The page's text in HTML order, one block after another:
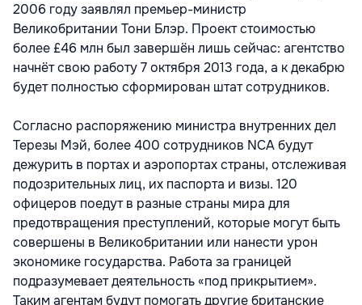
2006 году заявлял премьер-министр
Великобритании Тони Блэр. Проект стоимостью
более £46 млн был завершён лишь сейчас: агентство
начнёт свою работу 7 октября 2013 года, а к декабрю
будет полностью сформирован штат сотрудников.
Согласно распоряжению министра внутренних дел
Терезы Мэй, более 400 сотрудников NCA будут
дежурить в портах и аэропортах страны, отслеживая
подозрительных лиц, их паспорта и визы. 120
офицеров поедут в разные страны мира для
предотвращения преступлений, которые могут быть
совершены в Великобритании или нанести урон
экономике государства. Работа за границей
подразумевает деятельность «под прикрытием».
Таким агентам будут помогать другие британские